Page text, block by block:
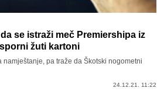
se istraži meč Premiershipa iz
žuti kartoni
pa traže da Škotski nogometni
24.12.21. 11:22